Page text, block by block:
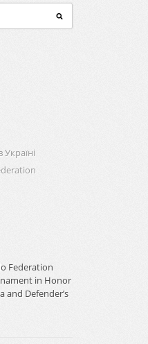
Federation
in Honor
and Defender’s